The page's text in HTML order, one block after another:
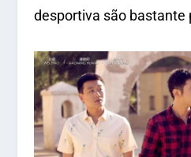
desportiva são bastante